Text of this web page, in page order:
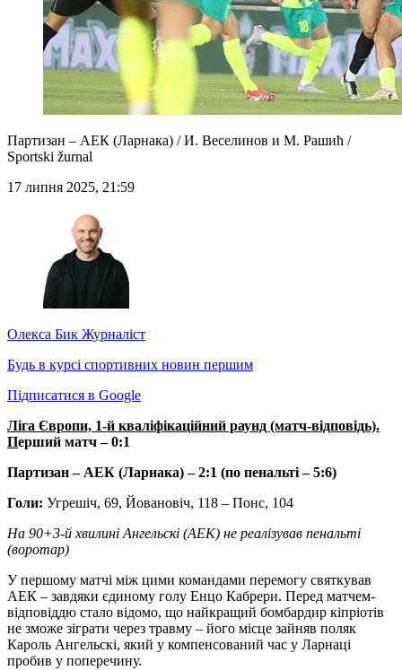
Партизан – АЕК (Ларнака) / И. Веселинов и М. Рашић /
Sportski žurnal
17 липня 2025, 21:59
Олекса Бик Журналіст
Будь в курсі спортивних новин першим
Підписатися в Google
Ліга Європи, 1-й кваліфікаційний раунд (матч-відповідь).
Перший матч – 0:1
Партизан – АЕК (Ларнака) – 2:1 (по пенальті – 5:6)
Голи: Угрешіч, 69, Йовановіч, 118 – Понс, 104
На 90+3-й хвилині Ангельскі (АЕК) не реалізував пенальті
(воротар)
У першому матчі між цими командами перемогу святкував
АЕК – завдяки єдиному голу Енцо Кабрери. Перед матчем-
відповіддю стало відомо, що найкращий бомбардир кіпріотів
не зможе зіграти через травму – його місце зайняв поляк
Кароль Ангельскі, який у компенсований час у Ларнаці
пробив у поперечину.